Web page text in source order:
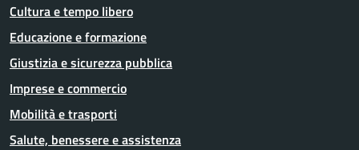
Cultura e tempo libero
Educazione e formazione
Giustizia e sicurezza pubblica
Imprese e commercio
Mobilità e trasporti
Salute, benessere e assistenza